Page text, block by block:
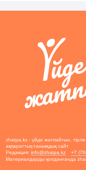
zhatpa.kz - үйде жатпайтын,
ақпараттық-танымдық сайт
Редакция: info@zhatpa.kz
+7
Материалдарды қолданғанда